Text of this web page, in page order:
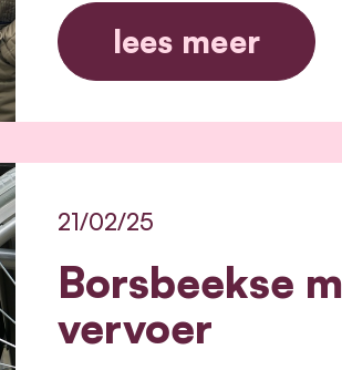
lees meer
Borsbeekse
vervoer
21/02/25